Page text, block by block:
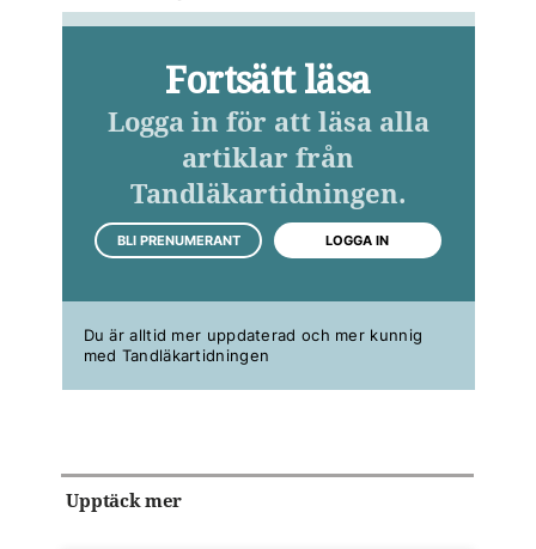
Fortsätt läsa
Logga in för att läsa alla
artiklar från
Tandläkartidningen.
BLI PRENUMERANT LOGGA IN
Du är alltid mer uppdaterad och mer kunnig
med Tandläkartidningen
Upptäck mer